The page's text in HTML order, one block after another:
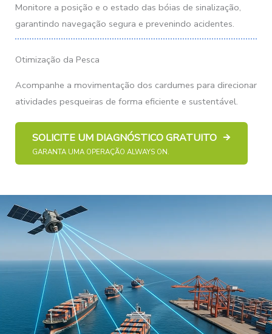
Monitore a posição e o estado das bóias de sinalização,
garantindo navegação segura e prevenindo acidentes.
Otimização da Pesca
Acompanhe a movimentação dos cardumes para direcionar
atividades pesqueiras de forma eficiente e sustentável.
SOLICITE UM DIAGNÓSTICO GRATUITO
GARANTA UMA OPERAÇÃO ALWAYS ON.